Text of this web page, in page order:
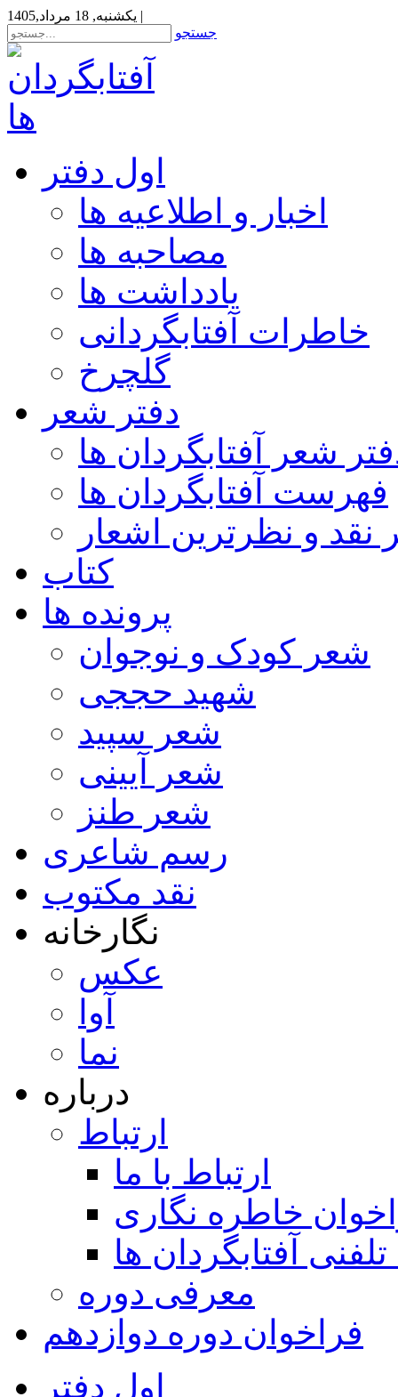
یکشنبه, 18 مرداد,1405 |
جستجو
اول دفتر
اخبار و اطلاعیه ها
مصاحبه ها
یادداشت ها
خاطرات آفتابگردانی
گلچرخ
دفتر شعر
شعر آفتابگردان ها
فهرست آفتابگردان ها
نقد و نظرترین اشعار
کتاب
پرونده ها
شعر کودک و نوجوان
شهید حججی
شعر سپید
شعر آیینی
شعر طنز
رسم شاعری
نقد مکتوب
نگارخانه
عکس
آوا
نما
درباره
ارتباط
ارتباط با ما
خاطره نگاری
تلفنی آفتابگردان ها
معرفی دوره
فراخوان دوره دوازدهم
اول دفتر